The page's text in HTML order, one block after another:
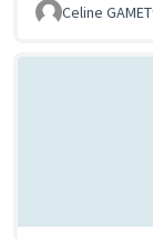
Celine GAMET